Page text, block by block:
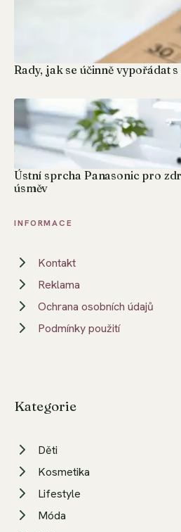
Rady, jak se účinně vypořádat
Ústní sprcha Panasonic pro
úsměv
INFORMACE
Kontakt
Reklama
Ochrana osobních údajů
Podmínky použití
Kategorie
Děti
Kosmetika
Lifestyle
Móda